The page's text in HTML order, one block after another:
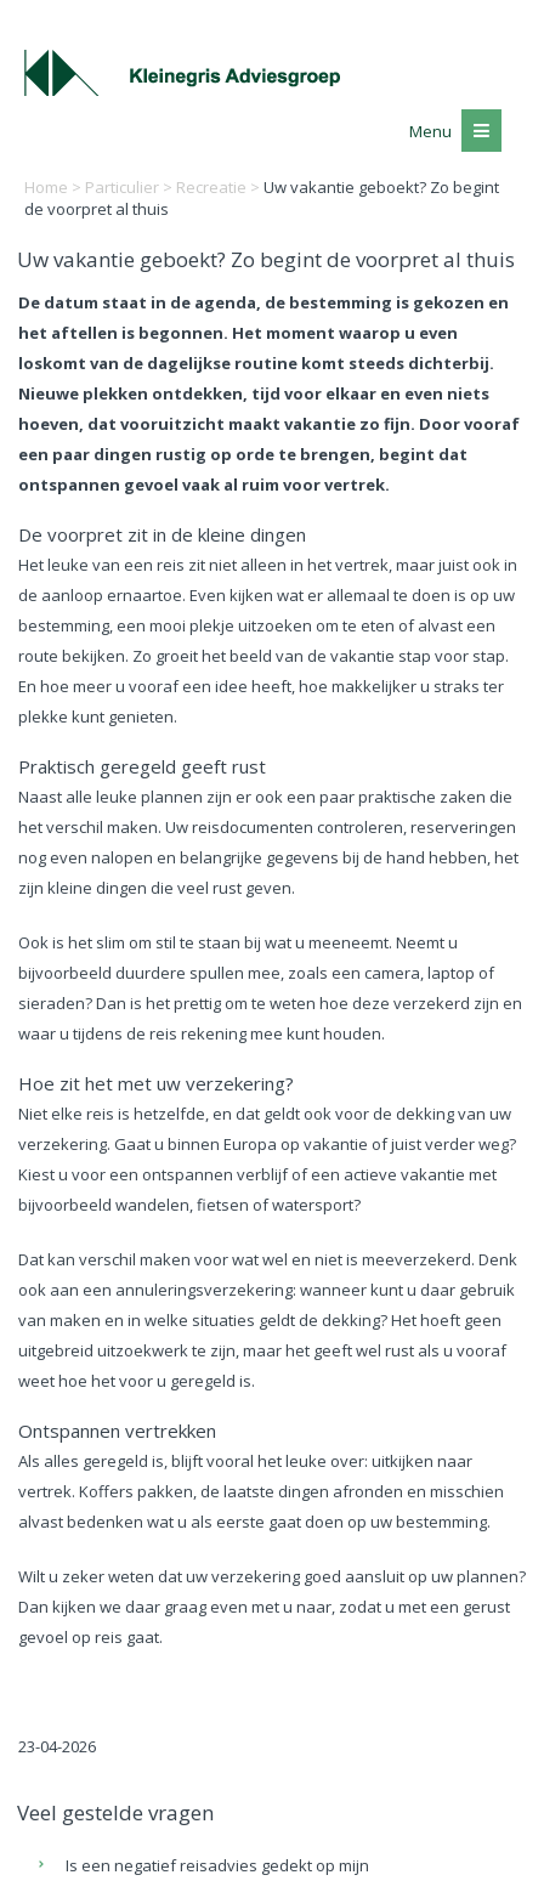
Menu
Home > Particulier > Recreatie > Uw vakantie geboekt? Zo begint
de voorpret al thuis
Uw vakantie geboekt? Zo begint de voorpret al thuis
De datum staat in de agenda, de bestemming is gekozen en
het aftellen is begonnen. Het moment waarop u even
loskomt van de dagelijkse routine komt steeds dichterbij.
Nieuwe plekken ontdekken, tijd voor elkaar en even niets
hoeven, dat vooruitzicht maakt vakantie zo fijn. Door vooraf
een paar dingen rustig op orde te brengen, begint dat
ontspannen gevoel vaak al ruim voor vertrek.
De voorpret zit in de kleine dingen
Het leuke van een reis zit niet alleen in het vertrek, maar juist ook in
de aanloop ernaartoe. Even kijken wat er allemaal te doen is op uw
bestemming, een mooi plekje uitzoeken om te eten of alvast een
route bekijken. Zo groeit het beeld van de vakantie stap voor stap.
En hoe meer u vooraf een idee heeft, hoe makkelijker u straks ter
plekke kunt genieten.
Praktisch geregeld geeft rust
Naast alle leuke plannen zijn er ook een paar praktische zaken die
het verschil maken. Uw reisdocumenten controleren, reserveringen
nog even nalopen en belangrijke gegevens bij de hand hebben, het
zijn kleine dingen die veel rust geven.
Ook is het slim om stil te staan bij wat u meeneemt. Neemt u
bijvoorbeeld duurdere spullen mee, zoals een camera, laptop of
sieraden? Dan is het prettig om te weten hoe deze verzekerd zijn en
waar u tijdens de reis rekening mee kunt houden.
Hoe zit het met uw verzekering?
Niet elke reis is hetzelfde, en dat geldt ook voor de dekking van uw
verzekering. Gaat u binnen Europa op vakantie of juist verder weg?
Kiest u voor een ontspannen verblijf of een actieve vakantie met
bijvoorbeeld wandelen, fietsen of watersport?
Dat kan verschil maken voor wat wel en niet is meeverzekerd. Denk
ook aan een annuleringsverzekering: wanneer kunt u daar gebruik
van maken en in welke situaties geldt de dekking? Het hoeft geen
uitgebreid uitzoekwerk te zijn, maar het geeft wel rust als u vooraf
weet hoe het voor u geregeld is.
Ontspannen vertrekken
Als alles geregeld is, blijft vooral het leuke over: uitkijken naar
vertrek. Koffers pakken, de laatste dingen afronden en misschien
alvast bedenken wat u als eerste gaat doen op uw bestemming.
Wilt u zeker weten dat uw verzekering goed aansluit op uw plannen?
Dan kijken we daar graag even met u naar, zodat u met een gerust
gevoel op reis gaat.
23-04-2026
Veel gestelde vragen
Is een negatief reisadvies gedekt op mijn